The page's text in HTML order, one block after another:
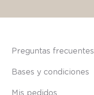
Preguntas frecuentes
Bases y condiciones
Mis pedidos